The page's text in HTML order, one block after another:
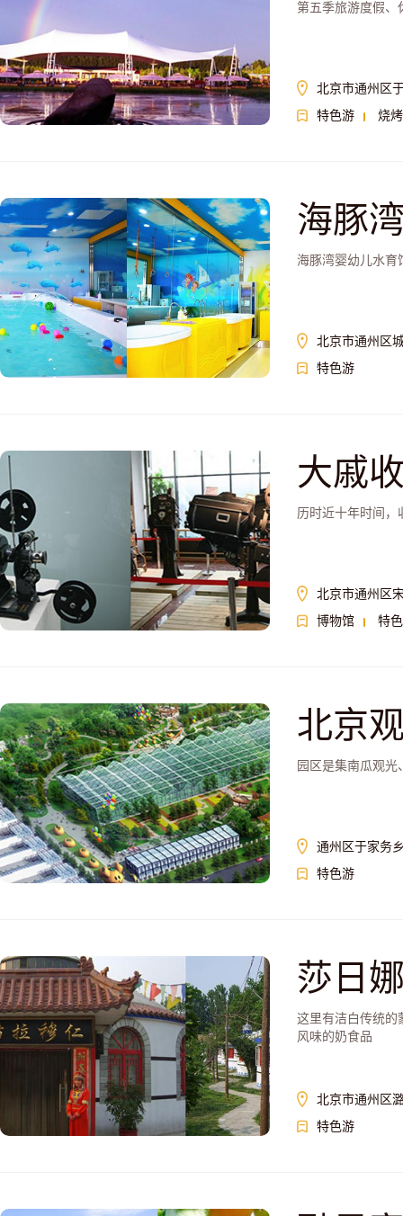
第五季旅游度假、
北京市通州区
特色游
烧烤
海豚
海豚湾婴幼儿水育
北京市通州区
特色游
大戚
历时近十年时间，
北京市通州区
博物馆
特
北京
园区是集南瓜观
通州区于家务
特色游
莎日
这里有洁白传统的
风味的奶食品
北京市通州区
特色游